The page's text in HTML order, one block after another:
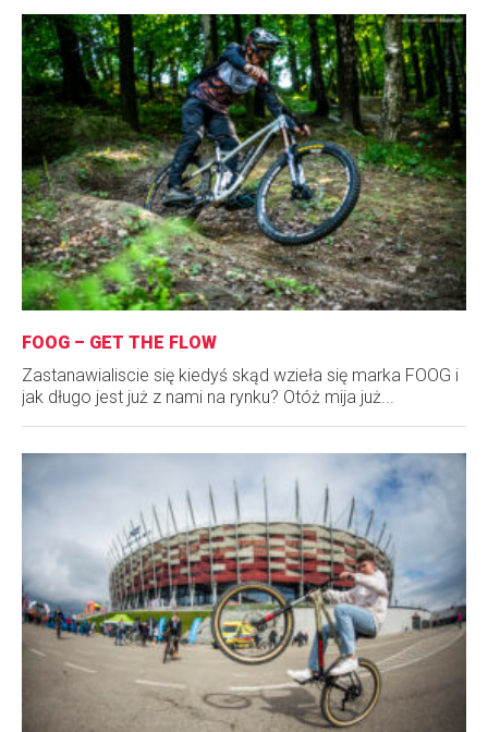
FOOG – GET THE FLOW
Zastanawialiscie się kiedyś skąd wzieła się marka FOOG i
jak długo jest już z nami na rynku? Otóż mija już...